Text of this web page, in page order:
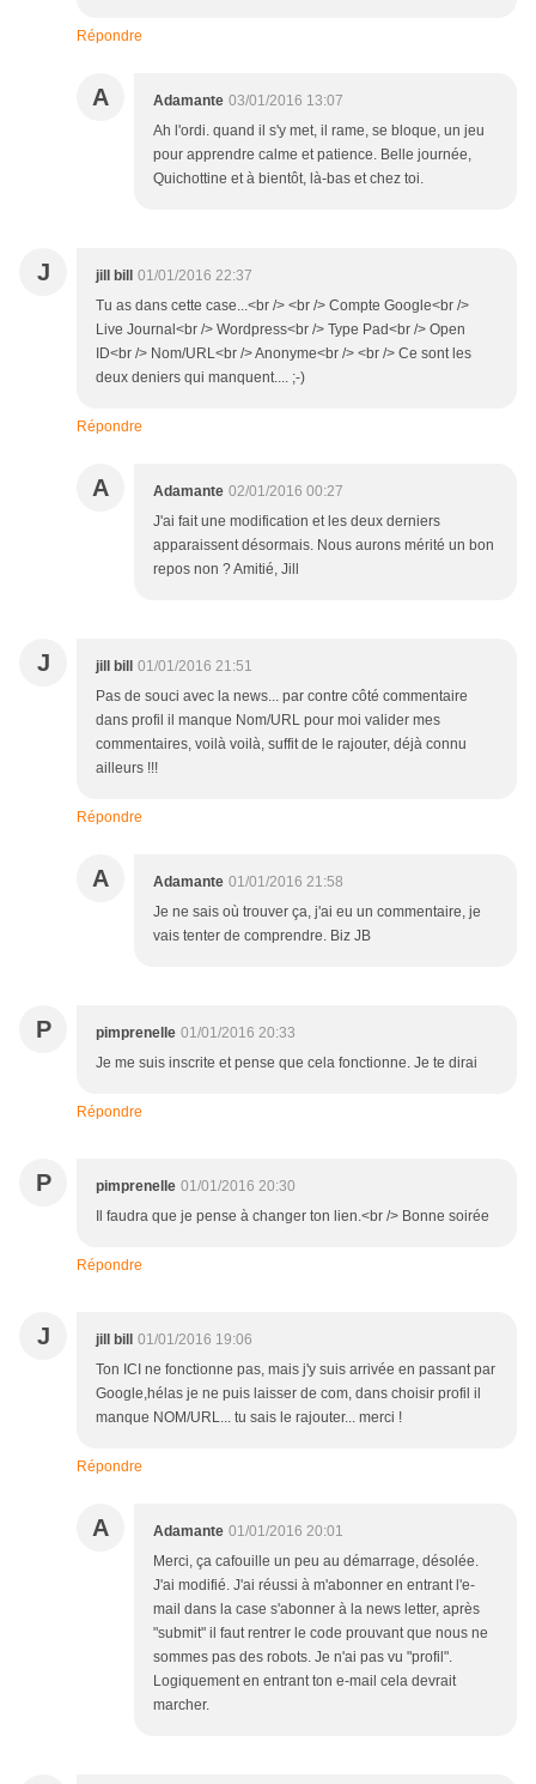
Répondre
A Adamante 03/01/2016 13:07
Ah l'ordi. quand il s'y met, il rame, se bloque, un jeu
pour apprendre calme et patience. Belle journée,
Quichottine et à bientôt, là-bas et chez toi.
J jill bill
01/01/2016 22:37
Tu as dans cette case...<br /> <br /> Compte Google<br />
Live Journal<br /> Wordpress<br /> Type Pad<br /> Open
ID<br /> Nom/URL<br /> Anonyme<br /> <br /> Ce sont les
deux deniers qui manquent.... ;-)
Répondre
A Adamante 02/01/2016 00:27
J'ai fait une modification et les deux derniers
apparaissent désormais. Nous aurons mérité un bon
repos non ? Amitié, Jill
J jill bill
01/01/2016 21:51
Pas de souci avec la news... par contre côté commentaire
dans profil il manque Nom/URL pour moi valider mes
commentaires, voilà voilà, suffit de le rajouter, déjà connu
ailleurs !!!
Répondre
A Adamante 01/01/2016 21:58
Je ne sais où trouver ça, j'ai eu un commentaire, je
vais tenter de comprendre. Biz JB
P pimprenelle 01/01/2016 20:33
Je me suis inscrite et pense que cela fonctionne. Je te dirai
Répondre
P pimprenelle 01/01/2016 20:30
Il faudra que je pense à changer ton lien.<br /> Bonne soirée
Répondre
J jill bill
01/01/2016 19:06
Ton ICI ne fonctionne pas, mais j'y suis arrivée en passant par
Google,hélas je ne puis laisser de com, dans choisir profil il
manque NOM/URL... tu sais le rajouter... merci !
Répondre
A Adamante 01/01/2016 20:01
Merci, ça cafouille un peu au démarrage, désolée.
J'ai modifié. J'ai réussi à m'abonner en entrant l'e-
mail dans la case s'abonner à la news letter, après
"submit" il faut rentrer le code prouvant que nous ne
sommes pas des robots. Je n'ai pas vu "profil".
Logiquement en entrant ton e-mail cela devrait
marcher.